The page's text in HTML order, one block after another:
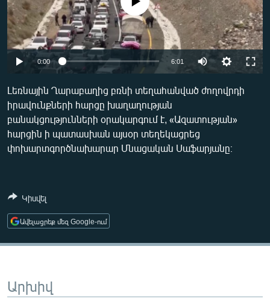
ՄՇԱԿՈՒՅԹ
ՍՊՈՐՏ
ՄԵԿՆԱԲԱՆՈՒԹՅՈՒՆ
ՏՏ ԵՒ ԻՆՏԵՐՆԵՏ
ԿՈՐՈՆԱՎԻՐՈՒՍ
ԱՐԽԻՎ
ՏԵՍԱՆՅՈՒԹԵՐ
ՁԳՏԵԼՈՎ ԼԱՎԱԳՈՒՅՆԻՆ
ՓՈԴՔԱՍԹ
Հայերեն
Русский
Auto 240p 360p 480p
0:00 6:01 Auto
480p
720p
Լեռնային Ղարաբաղից բռնի տեղահանված ժողովրդի
իրավունքների հարցը խաղաղության
բանակցությունների օրակարգում է, «Ազատության»
հարցին ի պատասխան այսօր տեղեկացրեց
փոխարտգործնախարար Մնացական Սաֆարյանը։
Կիսվել
Ավելացրեք մեզ Google-ում
Արխիվ